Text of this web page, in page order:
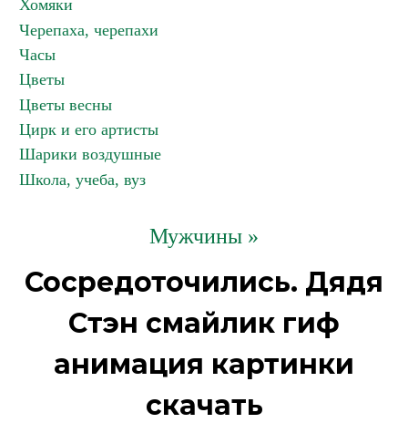
Хомяки
Черепаха, черепахи
Часы
Цветы
Цветы весны
Цирк и его артисты
Шарики воздушные
Школа, учеба, вуз
Мужчины »
Сосредоточились. Дядя
Стэн смайлик гиф
анимация картинки
скачать